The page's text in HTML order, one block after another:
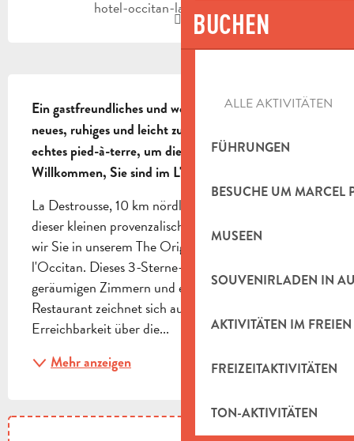
BUCHEN
ALLE AKTIVITÄTEN
FÜHRUNGEN
BESUCHE UM MARCEL
MUSEEN
SOUVENIRLADEN IN
AKTIVITÄTEN IM FREIEN
FREIZEITAKTIVITÄTEN
TON-AKTIVITÄTEN
hotel-occitan-la-destrousse.fr
Ein gastfreundliches und wohlwollendes Team. Ein
neues, ruhiges und leicht zugängliches Hotel, ein
echtes pied-à-terre, um die Provence zu entdecken.
Willkommen, Sie sind im L'Occitan richtig!
La Destrousse, 10 km nördlich von Aubagne. In
dieser kleinen provenzalischen Gemeinde begrüßen
wir Sie in unserem The Originals Boutique, Hôtel
l'Occitan. Dieses 3-Sterne-Hotel mit 30
geräumigen Zimmern und einem traditionellen
Restaurant zeichnet sich auch durch seine gute
Erreichbarkeit über die...
Mehr anzeigen